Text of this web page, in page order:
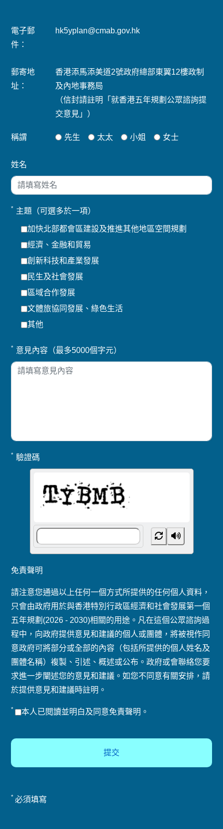
電子郵
件：
hk5yplan@cmab.gov.hk
郵寄地
址：
香港添馬添美道2號政府總部東翼12樓政制
及內地事務局
（信封請註明「就香港五年規劃公眾諮詢提
交意見」）
稱謂 先生 太太 小姐 女士
姓名
* 主題（可選多於一項）
加快北部都會區建設及推進其他地區空間規劃
經濟、金融和貿易
創新科技和產業發展
民生及社會發展
區域合作發展
文體旅協同發展、綠色生活
其他
* 意見內容（最多5000個字元）
* 驗證碼
免責聲明
請注意您通過以上任何一個方式所提供的任何個人資料，
只會由政府用於與香港特別行政區經濟和社會發展第一個
五年規劃(2026 - 2030)相關的用途。凡在這個公眾諮詢過
程中，向政府提供意見和建議的個人或團體，將被視作同
意政府可將部分或全部的內容（包括所提供的個人姓名及
團體名稱）複製、引述、概述或公布。政府或會聯絡您要
求進一步闡述您的意見和建議。如您不同意有關安排，請
於提供意見和建議時註明。
* 本人已閱讀並明白及同意免責聲明。
* 必須填寫